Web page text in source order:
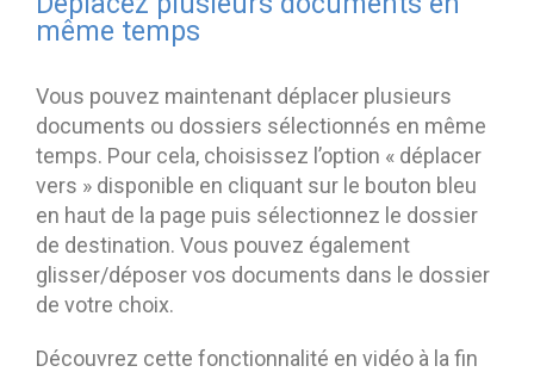
même temps
Vous pouvez maintenant déplacer plusieurs
documents ou dossiers sélectionnés en même
temps. Pour cela, choisissez l’option « déplacer
vers » disponible en cliquant sur le bouton bleu
en haut de la page puis sélectionnez le dossier
de destination. Vous pouvez également
glisser/déposer vos documents dans le dossier
de votre choix.
Découvrez cette fonctionnalité en vidéo à la fin